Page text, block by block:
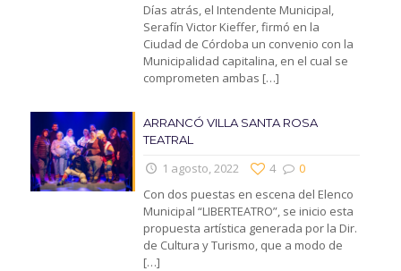
Días atrás, el Intendente Municipal,
Serafín Victor Kieffer, firmó en la
Ciudad de Córdoba un convenio con la
Municipalidad capitalina, en el cual se
comprometen ambas […]
ARRANCÓ VILLA SANTA ROSA
TEATRAL
1 agosto, 2022 0
4
Con dos puestas en escena del Elenco
Municipal “LIBERTEATRO”, se inicio esta
propuesta artística generada por la Dir.
de Cultura y Turismo, que a modo de
[…]